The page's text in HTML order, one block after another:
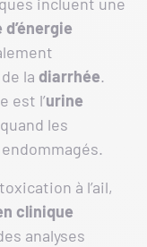
la diarrhée.
est l’urine
les
à l’ail,
clinique
analyses